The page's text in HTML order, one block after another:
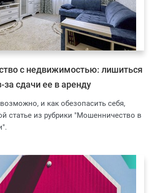
с недвижимостью: лишиться
за сдачи ее в аренду
и как обезопасить себя,
статье из рубрики "Мошенничество в